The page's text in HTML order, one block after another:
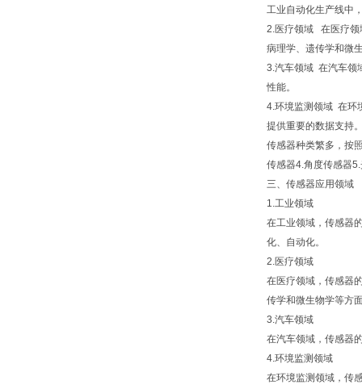
工业自动化生产线中
2.医疗领域 在医疗领
病理学、遗传学和微
3.汽车领域 在汽车领
性能。
4.环境监测领域 在环
提供重要的数据支持
传感器种类繁多，按
传感器4.角度传感器
三、传感器应用领域
1.工业领域
在工业领域，传感器
化、自动化。
2.医疗领域
在医疗领域，传感器
传学和微生物学等方
3.汽车领域
在汽车领域，传感器
4.环境监测领域
在环境监测领域，传